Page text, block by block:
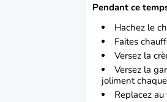
Pendant ce
Hachez le
Faites
Versez la
Versez la
joliment
Replacez